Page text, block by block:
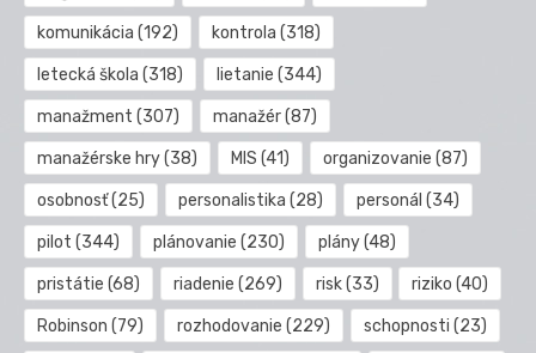
komunikácia (192) kontrola (318)
letecká škola (318) lietanie (344)
manažment (307) manažér(87)
manažérske hry(38) MIS (41) organizovanie (87)
osobnosť(25) personalistika (28) personál (34)
pilot (344) plánovanie (230) plány(48)
pristátie (68) riadenie (269) risk(33) riziko (40)
Robinson (79) rozhodovanie (229) schopnosti (23)